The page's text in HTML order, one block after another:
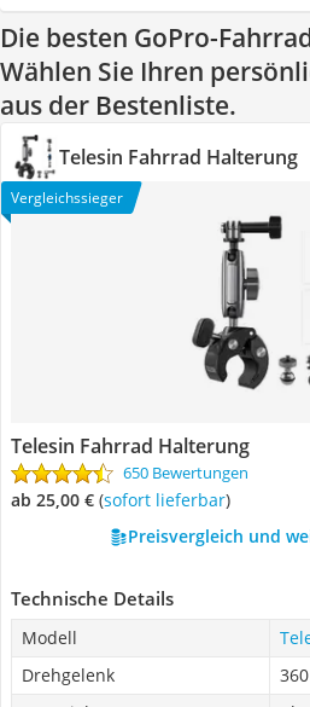
Die besten GoPro-
Wählen Sie Ihren
aus der Bestenliste.
Telesin Fahrrad Halterung
Vergleichssieger
Telesin Fahrrad Halterung
650 Bewertungen
ab 25,00 € ( Sofort lieferbar)
Preisvergleich und
Technische Details
Modell
Drehgelenk